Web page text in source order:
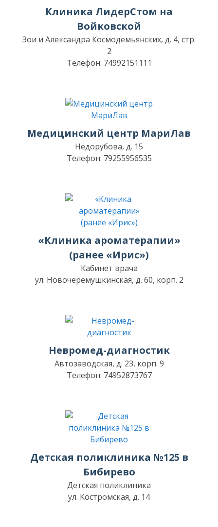
Клиника ЛидерСтом на
Войковской
Зои и Александра Космодемьянских, д. 4, стр.
2
Телефон: 74992151111
Медицинский центр МариЛав
Недорубова, д. 15
Телефон: 79255956535
«Клиника ароматерапии»
(ранее «Ирис»)
Кабинет врача
ул. Новочеремушкинская, д. 60, корп. 2
Невромед-диагностик
Автозаводская, д. 23, корп. 9
Телефон: 74952873767
Детская поликлиника №125 в
Бибирево
Детская поликлиника
ул. Костромская, д. 14